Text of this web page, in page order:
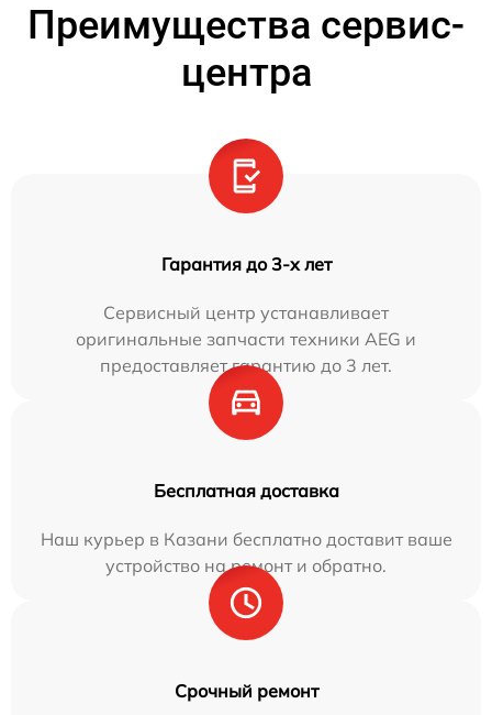
Преимущества сервис-
центра
Гарантия до 3-х лет
Сервисный центр устанавливает
оригинальные запчасти техники AEG и
предоставляет гарантию до 3 лет.
Бесплатная доставка
Наш курьер в Казани бесплатно доставит ваше
устройство на ремонт и обратно.
Срочный ремонт